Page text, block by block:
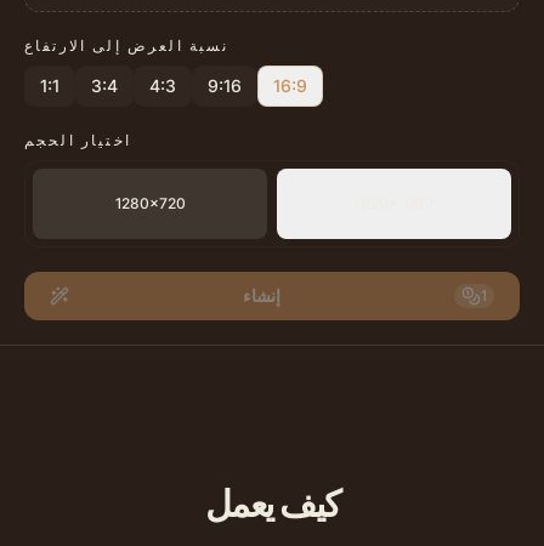
نسبة العرض إلى الارتفاع
1:1 3:4 4:3 9:16 16:9
اختيار الحجم
1280×720
إنشاء 1
كيف يعمل